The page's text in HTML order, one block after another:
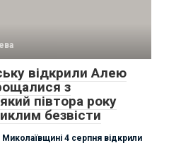
відкрили Алею
з
півтора року
безвісти
4 серпня відкрили